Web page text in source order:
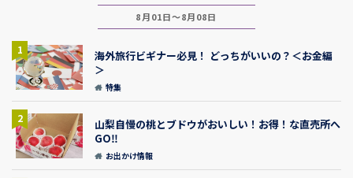
8月01日～8月08日
1
海外旅行ビギナー必見！ どっちがいいの？＜お金編
＞
特集
2
山梨自慢の桃とブドウがおいしい！お得！な直売所へ
GO‼
お出かけ情報